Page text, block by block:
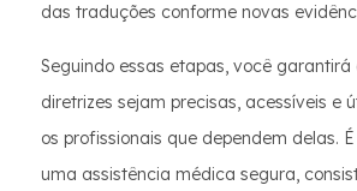
das traduções conforme novas
Seguindo essas etapas, você garantirá
diretrizes sejam precisas, acessíveis e
os profissionais que dependem delas.
uma assistência médica segura,